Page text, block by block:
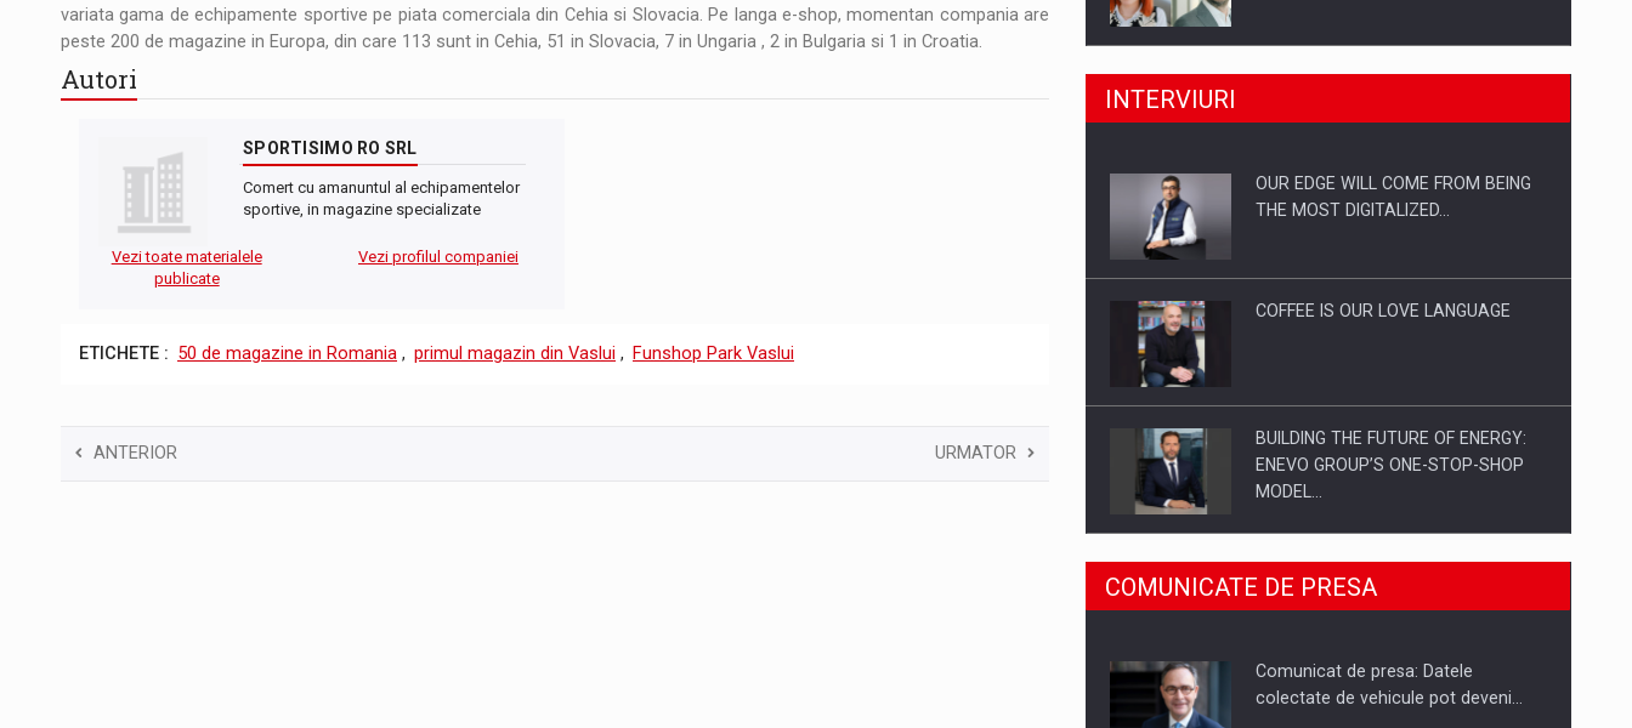
variata gama de echipamente sportive pe piata comerciala din Cehia si Slovacia. Pe langa e-shop, momentan compania are
peste 200 de magazine in Europa, din care 113 sunt in Cehia, 51 in Slovacia, 7 in Ungaria , 2 in Bulgaria si 1 in Croatia.
Autori
SPORTISIMO RO SRL
Comert cu amanuntul al echipamentelor
sportive, in magazine specializate
Vezi toate materialele
publicate
Vezi profilul companiei
ETICHETE : 50 de magazine in Romania , primul magazin din Vaslui , Funshop Park Vaslui
ANTERIOR URMATOR
Raport PwC: Industria de media si
Energia fotovoltaica, pilon de
INTERVIURI
OUR EDGE WILL COME FROM BEING
THE MOST DIGITALIZED…
COFFEE IS OUR LOVE LANGUAGE
BUILDING THE FUTURE OF ENERGY:
ENEVO GROUP’S ONE-STOP-SHOP
MODEL…
ROOTED IN ROMANIA, BUILT TO
DELIVER TECHNOLOGY FOR THE…
PUTTING ROMANIAN CORPORATE
COMUNICATE DE PRESA
Comunicat de presa: Datele
colectate de vehicule pot deveni…